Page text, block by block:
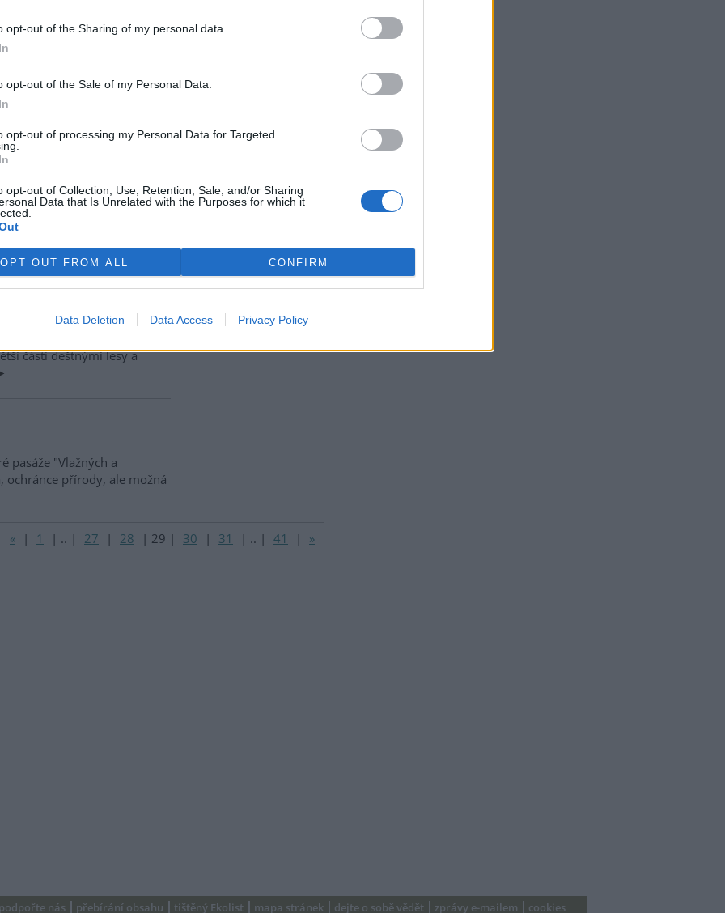
opt-out of the Sharing of my personal data.
opt-out of the Sale of my Personal Data.
opt-out of processing my Personal Data for Targeted
opt-out of Collection, Use, Retention, Sale, and/or Sharing
Data that Is Unrelated with the Purposes for which it
OPT OUT FROM ALL CONFIRM
Data Deletion Data Access Privacy Policy
záležitostí. Pro děti
vědět, jak správně
možným
chudokrevné, budou jim
otázky? Možná si i
jen vhodné. Kdepak,
(polo)pravdy se
problémům, přesto by
ní shrnul své bohaté
druhém největším
části deštnými lesy a
pasáže "Vlažných a
ochránce přírody, ale možná
« | 1 | .. | 27 | 28 | 29 | 30 | 31 | .. | 41 | »
podpořte nás přebírání obsahu tištěný Ekolist mapa stránek dejte o sobě vědět zprávy e-mailem cookies